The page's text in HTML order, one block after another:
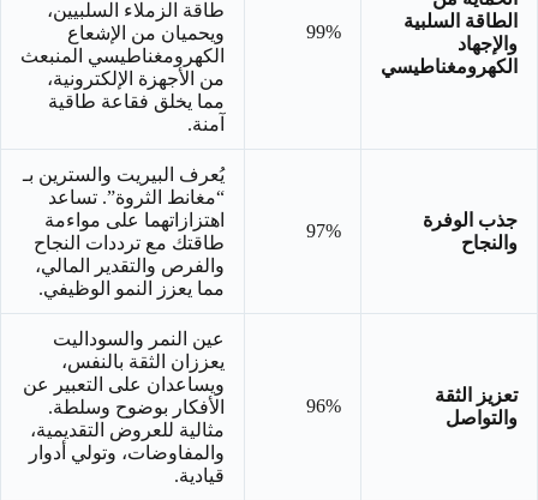
الطاقة السلبية
والإجهاد
الكهرومغناطيسي
99%
طاقة الزملاء السلبيين،
ويحميان من الإشعاع
الكهرومغناطيسي المنبعث
من الأجهزة الإلكترونية،
مما يخلق فقاعة طاقية
آمنة.
جذب الوفرة
والنجاح
97%
يُعرف البيريت والسترين بـ
“مغانط الثروة”. تساعد
اهتزازاتهما على مواءمة
طاقتك مع ترددات النجاح
والفرص والتقدير المالي،
مما يعزز النمو الوظيفي.
تعزيز الثقة
والتواصل
96%
عين النمر والسوداليت
يعززان الثقة بالنفس،
ويساعدان على التعبير عن
الأفكار بوضوح وسلطة.
مثالية للعروض التقديمية،
والمفاوضات، وتولي أدوار
قيادية.